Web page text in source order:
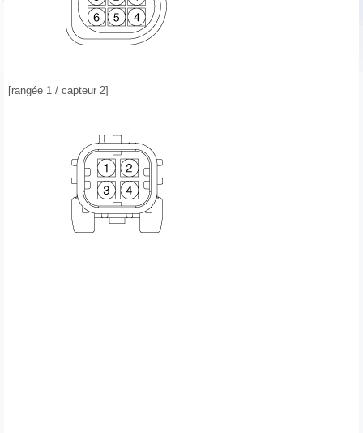
[rangée 1 / capteur 2]